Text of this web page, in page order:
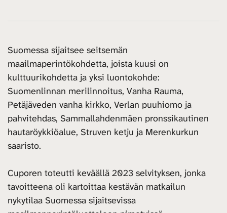
Suomessa sijaitsee seitsemän
maailmaperintökohdetta, joista kuusi on
kulttuurikohdetta ja yksi luontokohde:
Suomenlinnan merilinnoitus, Vanha Rauma,
Petäjäveden vanha kirkko, Verlan puuhiomo ja
pahvitehdas, Sammallahdenmäen pronssikautinen
hautaröykkiöalue, Struven ketju ja Merenkurkun
saaristo.
Cuporen toteutti keväällä 2023 selvityksen, jonka
tavoitteena oli kartoittaa kestävän matkailun
nykytilaa Suomessa sijaitsevissa